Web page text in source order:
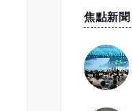
焦點新聞